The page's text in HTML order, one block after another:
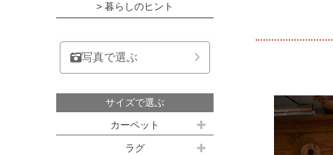
> 暮らしのヒント
写真で選ぶ
サイズで選ぶ
カーペット
江戸間サイズ(3畳～10畳)
ラグ